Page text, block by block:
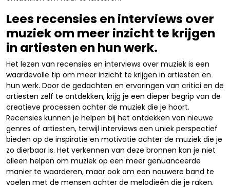
Lees recensies en interviews over
muziek om meer inzicht te krijgen
in artiesten en hun werk.
Het lezen van recensies en interviews over muziek is een
waardevolle tip om meer inzicht te krijgen in artiesten en
hun werk. Door de gedachten en ervaringen van critici en de
artiesten zelf te ontdekken, krijg je een dieper begrip van de
creatieve processen achter de muziek die je hoort.
Recensies kunnen je helpen bij het ontdekken van nieuwe
genres of artiesten, terwijl interviews een uniek perspectief
bieden op de inspiratie en motivatie achter de muziek die je
zo dierbaar is. Het verkennen van deze bronnen kan je niet
alleen helpen om muziek op een meer genuanceerde
manier te waarderen, maar ook om een ​​nauwere band te
voelen met de mensen achter de melodieën die je raken.